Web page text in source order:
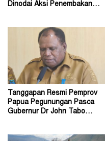
Dinodai Aksi Penembakan
Tanggapan Resmi Pemprov
Papua Pegunungan Pasca
Gubernur Dr John Tabo